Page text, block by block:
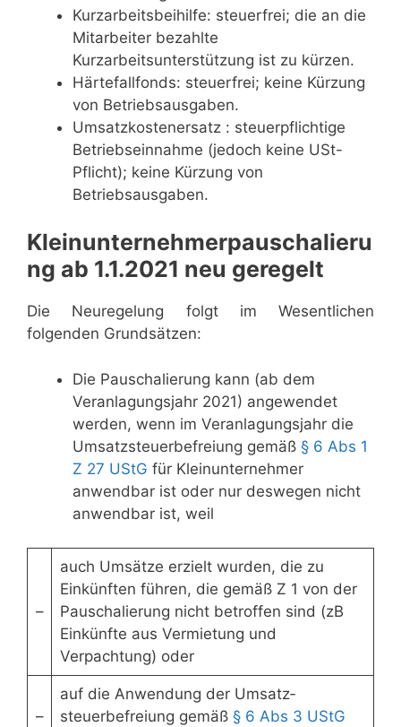
Kurzarbeitsbeihilfe: steuerfrei; die an die
Mitarbeiter bezahlte
Kurzarbeitsunterstützung ist zu kürzen.
Härtefall­fonds: steuerfrei; keine Kürzung
von Betriebsausgaben.
Umsatz­kostenersatz : steuer­pflichtige
Betriebseinnahme (jedoch keine USt-
Pflicht); keine Kürzung von
Betriebsausgaben.
Kleinunternehmerpauschalieru
ng ab 1.1.2021 neu geregelt
Die Neuregelung folgt im Wesentlichen
folgenden Grundsätzen:
Die Pauschalierung kann (ab dem
Veranlagungsjahr 2021) angewendet
werden, wenn im Veranlagungsjahr die
Umsatz­steuerbefreiung gemäß § 6 Abs 1
Z 27 UStG für Klein­unternehmer
anwendbar ist oder nur deswegen nicht
anwendbar ist, weil
–
auch Umsätze erzielt wurden, die zu
Einkünften führen, die gemäß Z 1 von der
Pauschalierung nicht betroffen sind (zB
Einkünfte aus Vermietung und
Verpachtung) oder
–
auf die Anwendung der Umsatz­
steuerbefreiung gemäß § 6 Abs 3 UStG